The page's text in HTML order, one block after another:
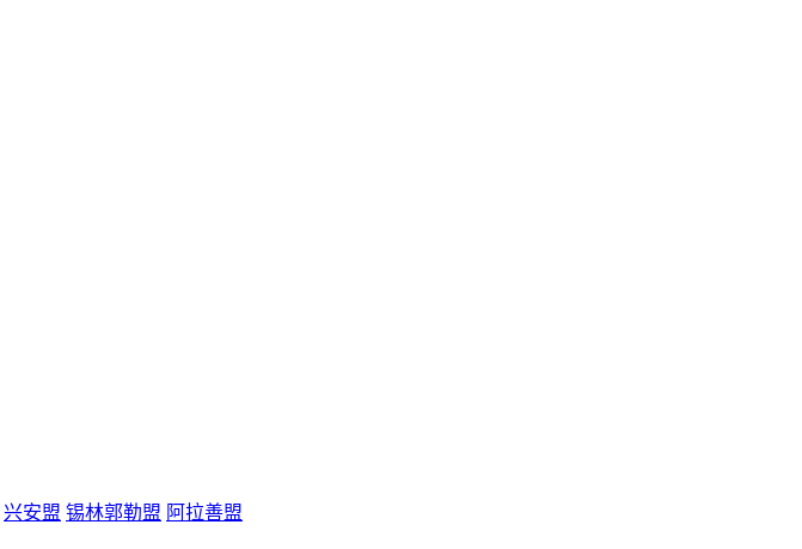
兴安盟 锡林郭勒盟 阿拉善盟